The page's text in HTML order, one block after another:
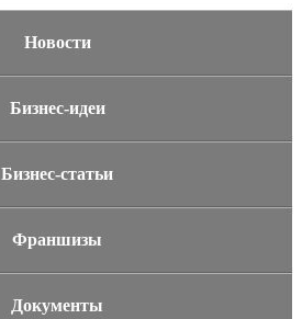
Новости
Бизнес-идеи
Бизнес-статьи
Франшизы
Документы